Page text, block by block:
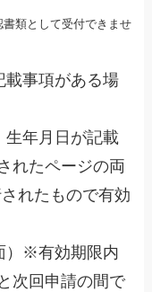
類として受付できませ
載事項がある場
年月日が記載
れたページの両
れたもので有効
）※有効期限内
次回申請の間で